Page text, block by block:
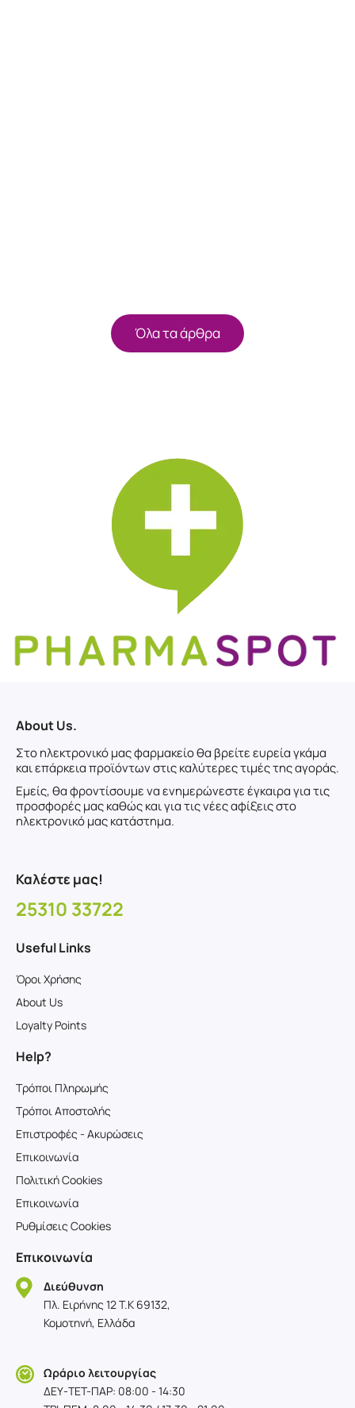
Όλα τα άρθρα
About Us.
Στο ηλεκτρονικό μας φαρμακείο θα βρείτε ευρεία γκάμα
και επάρκεια προϊόντων στις καλύτερες τιμές της αγοράς.
Εμείς, θα φροντίσουμε να ενημερώνεστε έγκαιρα για τις
προσφορές μας καθώς και για τις νέες αφίξεις στο
ηλεκτρονικό μας κατάστημα.
Καλέστε μας!
25310 33722
Useful Links
Όροι Χρήσης
About Us
Loyalty Points
Help?
Τρόποι Πληρωμής
Τρόποι Αποστολής
Επιστροφές - Ακυρώσεις
Επικοινωνία
Πολιτική Cookies
Επικοινωνία
Ρυθμίσεις Cookies
Επικοινωνία
Διεύθυνση
Πλ. Ειρήνης 12 T.K 69132,
Κομοτηνή, Ελλάδα
Ωράριο λειτουργίας
ΔΕΥ-TET-ΠΑΡ: 08:00 - 14:30